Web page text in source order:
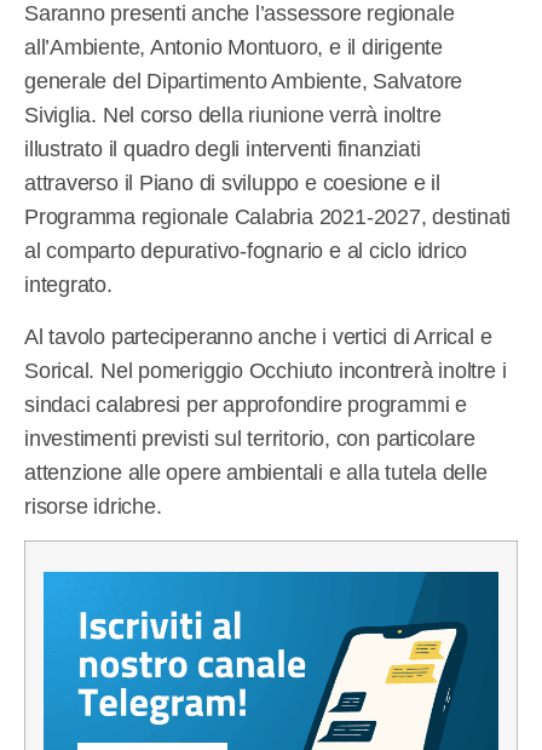
Saranno presenti anche l’assessore regionale
all’Ambiente, Antonio Montuoro, e il dirigente
generale del Dipartimento Ambiente, Salvatore
Siviglia. Nel corso della riunione verrà inoltre
illustrato il quadro degli interventi finanziati
attraverso il Piano di sviluppo e coesione e il
Programma regionale Calabria 2021-2027, destinati
al comparto depurativo-fognario e al ciclo idrico
integrato.
Al tavolo parteciperanno anche i vertici di Arrical e
Sorical. Nel pomeriggio Occhiuto incontrerà inoltre i
sindaci calabresi per approfondire programmi e
investimenti previsti sul territorio, con particolare
attenzione alle opere ambientali e alla tutela delle
risorse idriche.